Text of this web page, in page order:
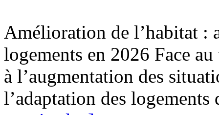
Amélioration de l’habitat :
logements en 2026 Face
à l’augmentation des
l’adaptation des